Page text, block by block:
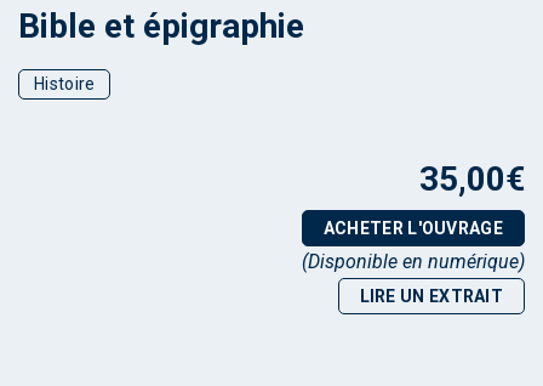
Bible et épigraphie
Histoire
35,00€
ACHETER L'OUVRAGE
(Disponible en numérique)
LIRE UN EXTRAIT